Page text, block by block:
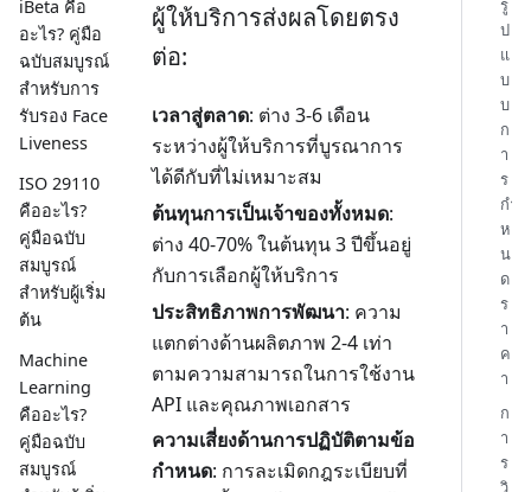
iBeta คือ
อะไร? คู่มือ
ฉบับสมบูรณ์
สำหรับการ
รับรอง Face
Liveness
ISO 29110
คืออะไร?
คู่มือฉบับ
สมบูรณ์
สำหรับผู้เริ่ม
ต้น
Machine
Learning
คืออะไร?
คู่มือฉบับ
สมบูรณ์
ผู้ให้บริการส่งผลโดยตรง
ต่อ:
เวลาสู่ตลาด: ต่าง 3-6 เดือน
ระหว่างผู้ให้บริการที่บูรณาการ
ได้ดีกับที่ไม่เหมาะสม
ต้นทุนการเป็นเจ้าของทั้งหมด:
ต่าง 40-70% ในต้นทุน 3 ปีขึ้นอยู่
กับการเลือกผู้ให้บริการ
ประสิทธิภาพการพัฒนา: ความ
แตกต่างด้านผลิตภาพ 2-4 เท่า
ตามความสามารถในการใช้งาน
API และคุณภาพเอกสาร
ความเสี่ยงด้านการปฏิบัติตามข้อ
กำหนด: การละเมิดกฎระเบียบที่
รู
ป
แ
บ
บ
ก
า
ร
กำ
ห
น
ด
ร
า
ค
า
ก
า
ร
วิ